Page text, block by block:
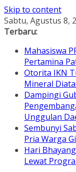
Skip to content
Sabtu, Agustus 8,
Terbaru:
Mahasiswa
Pertamina
Otorita IKN
Mineral
Dampingi
Unggulan
Sembunyi
Pria Warga
Hari
Lewat